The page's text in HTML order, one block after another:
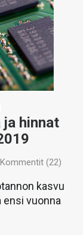
ja hinnat
Kommentit (22)
kasvu
vuonna